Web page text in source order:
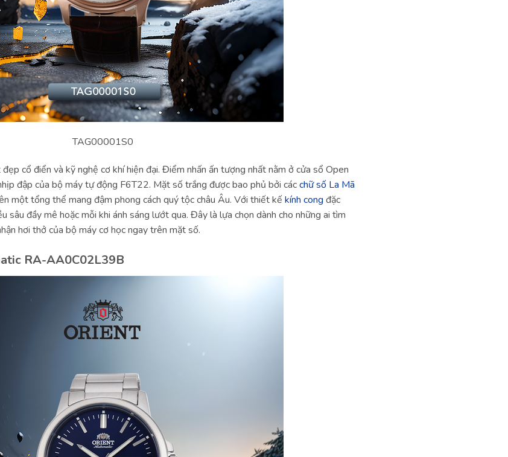
TAG00001S0
cổ điển và kỹ nghệ cơ khí hiện đại. Điểm nhấn ấn tượng nhất nằm ở cửa sổ Open
đập của bộ máy tự động F6T22. Mặt số trắng được bao phủ bởi cácchữ số La Mã
một tổng thể mang đậm phong cách quý tộc châu Âu. Với thiết kế kính cong đặc
sâu đầy mê hoặc mỗi khi ánh sáng lướt qua. Đây là lựa chọn dành cho những ai tìm
hơi thở của bộ máy cơ học ngay trên mặt số.
RA-AA0C02L39B